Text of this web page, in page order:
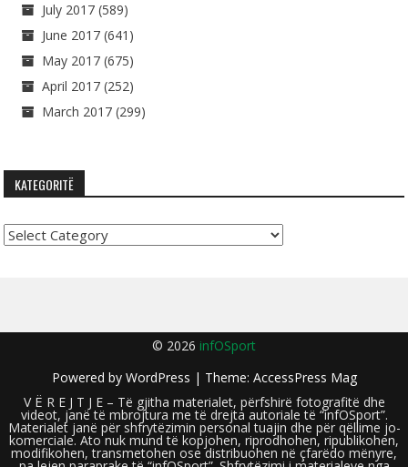
July 2017 (589)
June 2017 (641)
May 2017 (675)
April 2017 (252)
March 2017 (299)
KATEGORITË
Kategoritë
© 2026 infOSport
Powered by WordPress | Theme: AccessPress Mag
V Ë R E J T J E – Të gjitha materialet, përfshirë fotografitë dhe
videot, janë të mbrojtura me të drejta autoriale të “infOSport”.
Materialet janë për shfrytëzimin personal tuajin dhe për qëllime jo-
komerciale. Ato nuk mund të kopjohen, riprodhohen, ripublikohen,
modifikohen, transmetohen ose distribuohen në çfarëdo mënyre,